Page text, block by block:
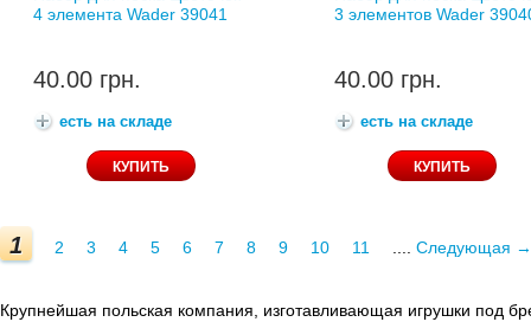
4 элемента Wader 39041
40.00 грн.
есть на складе
3 элементов Wader
40.00 грн.
есть на складе
1 2 3 4 5 6 7 8 9 10 11 Следующая →
Крупнейшая польская компания, изготавливающая игрушки под